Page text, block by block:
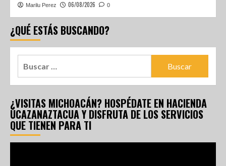
Marilu Perez 06/08/2026 0
¿QUÉ ESTÁS BUSCANDO?
¿VISITAS MICHOACÁN? HOSPÉDATE EN HACIENDA
UCAZANAZTACUA Y DISFRUTA DE LOS SERVICIOS
QUE TIENEN PARA TI